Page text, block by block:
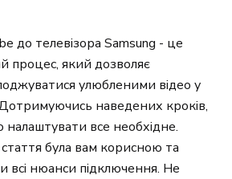
до телевізора Samsung - це
процес, який дозволяє
улюбленими відео у
наведених кроків,
все необхідне.
була вам корисною та
всі нюанси підключення. Не